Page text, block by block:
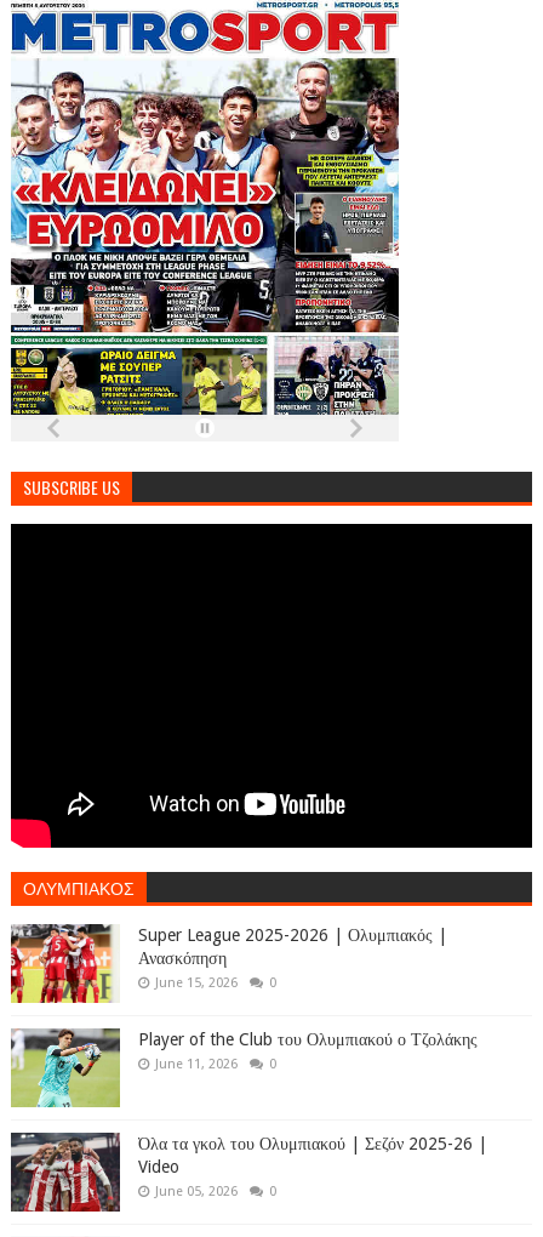
SUBSCRIBE US
ΟΛΥΜΠΙΑΚΟΣ
Super League 2025-2026 | Ολυμπιακός |
Ανασκόπηση
June 15, 2026 0
Player of the Club του Ολυμπιακού ο Τζολάκης
June 11, 2026 0
Όλα τα γκολ του Ολυμπιακού | Σεζόν 2025-26 |
Video
June 05, 2026 0